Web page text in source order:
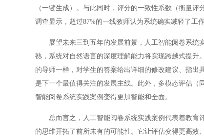
（一键生成）。与此同时，评分的一致性系数（衡量
调查显示，超过87%的一线教师认为系统确实减轻了工
展望未来三到五年的发展前景，人工智能阅卷系统
熟，系统对自然语言的深度理解能力将实现跨越式提
的导师一样，对学生的答案给出详细的修改建议、指
是下一个最值得关注的发展主线。此外，多模态评估
智能阅卷系统实践案例变得更加智能和全面。
总而言之，人工智能阅卷系统实践案例代表着教育
的思维开拓了前所未有的可能性。它让评估变得更高